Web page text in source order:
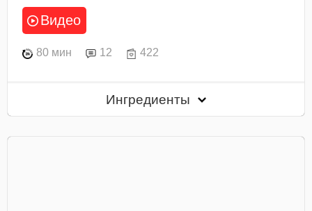
Видео
80 мин 12 422
Ингредиенты